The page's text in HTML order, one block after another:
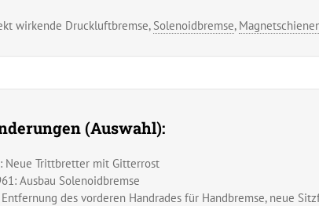
wirkende Druckluftbremse, Solenoidbremse,
(Auswahl):
Neue Trittbretter mit Gitterrost
Ausbau Solenoidbremse
des vorderen Handrades für Handbremse, neue